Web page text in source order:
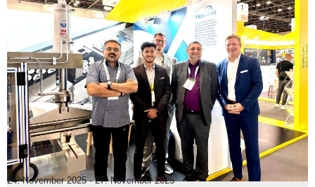
24. November 2025-27. November 2025